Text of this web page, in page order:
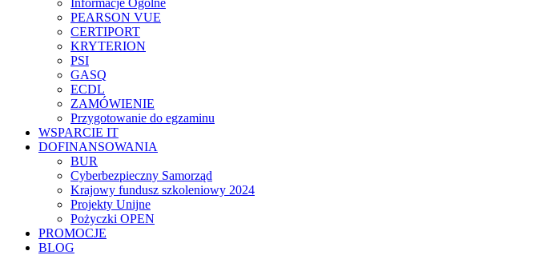
Informacje Ogólne
PEARSON VUE
CERTIPORT
KRYTERION
PSI
GASQ
ECDL
ZAMÓWIENIE
Przygotowanie do egzaminu
WSPARCIE IT
DOFINANSOWANIA
BUR
Cyberbezpieczny Samorząd
Krajowy fundusz szkoleniowy 2024
Projekty Unijne
Pożyczki OPEN
PROMOCJE
BLOG